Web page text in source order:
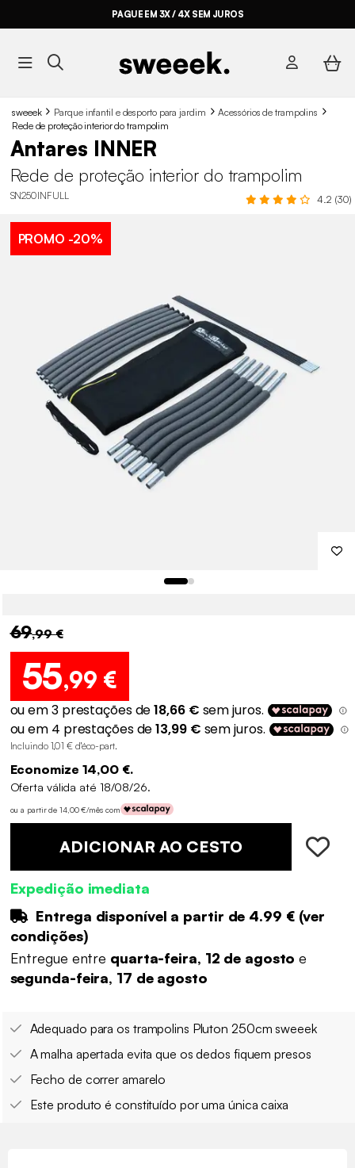
PAGUE EM 3X / 4X SEM JUROS
sweeek Parque infantil e desporto para jardim
Acessórios de trampolins
Rede de proteção interior do trampolim
Antares INNER
Rede de proteção interior do trampolim
SN250INFULL 4.2 (30)
PROMO -20%
69,99 €
55,99 €
Incluindo 1,01 € d'éco-part.
Economize 14,00 €.
Oferta válida até 18/08/26.
ou a partir de 14,00 €/mês com
ADICIONAR AO CESTO
Expedição imediata
Entrega disponível a partir de 4.99 €(ver
condições)
Entregue entre quarta-feira, 12 de agostoe
segunda-feira, 17 de agosto
Adequado para os trampolins Pluton 250cm sweeek
A malha apertada evita que os dedos fiquem presos
Fecho de correr amarelo
Este produto é constituído por uma única caixa